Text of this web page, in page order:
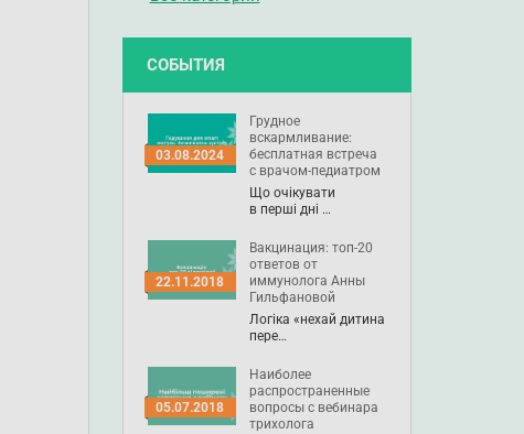
СОБЫТИЯ
03.08.2024
Грудное
вскармливание:
бесплатная встреча
с врачом-педиатром
Що очікувати
в перші дні …
22.11.2018
Вакцинация: топ-20
ответов от
иммунолога Анны
Гильфановой
Логіка «нехай дитина
пере…
05.07.2018
Наиболее
распространенные
вопросы с вебинара
трихолога